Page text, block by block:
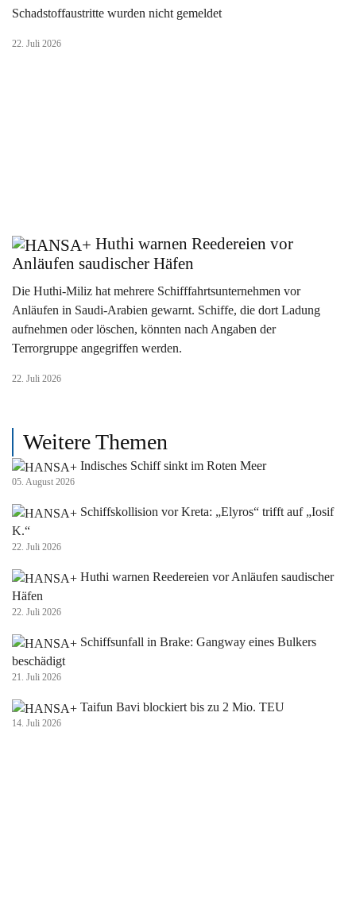
Schadstoffaustritte wurden nicht gemeldet
22. Juli 2026
Huthi warnen Reedereien vor
Anläufen saudischer Häfen
Die Huthi-Miliz hat mehrere Schifffahrtsunternehmen vor
Anläufen in Saudi-Arabien gewarnt. Schiffe, die dort Ladung
aufnehmen oder löschen, könnten nach Angaben der
Terrorgruppe angegriffen werden.
22. Juli 2026
Weitere Themen
Indisches Schiff sinkt im Roten Meer
05. August 2026
Schiffskollision vor Kreta: „Elyros“ trifft auf „Iosif
K.“
22. Juli 2026
Huthi warnen Reedereien vor Anläufen saudischer
Häfen
22. Juli 2026
Schiffsunfall in Brake: Gangway eines Bulkers
beschädigt
21. Juli 2026
Taifun Bavi blockiert bis zu 2 Mio. TEU
14. Juli 2026